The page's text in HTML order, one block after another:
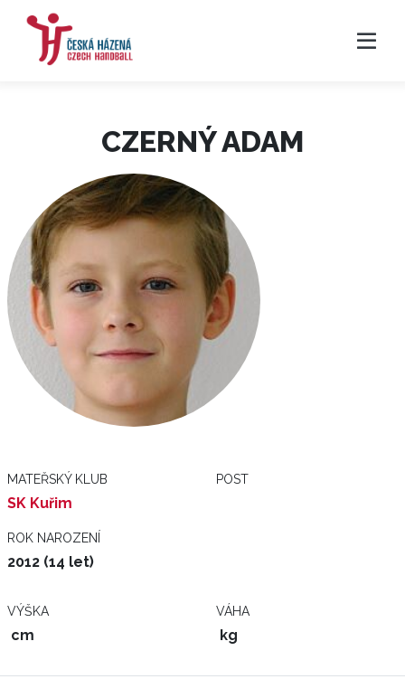
CZERNÝ ADAM
MATEŘSKÝ KLUB
SK Kuřim
POST
ROK NAROZENÍ
2012 (14 let)
VÝŠKA
cm
VÁHA
kg